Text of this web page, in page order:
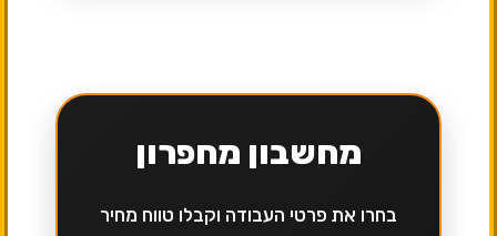
מחשבון מחפרון
בחרו את פרטי העבודה וקבלו טווח מחיר